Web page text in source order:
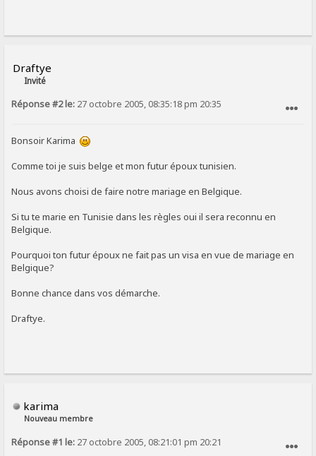
Draftye
Invité
Réponse #2 le: 27 octobre 2005, 08:35:18 pm 20:35
Bonsoir Karima
Comme toi je suis belge et mon futur époux tunisien.
Nous avons choisi de faire notre mariage en Belgique.
Si tu te marie en Tunisie dans les règles oui il sera reconnu en
Belgique.
Pourquoi ton futur époux ne fait pas un visa en vue de mariage en
Belgique?
Bonne chance dans vos démarche.
Draftye.
karima
Nouveau membre
Réponse #1 le: 27 octobre 2005, 08:21:01 pm 20:21